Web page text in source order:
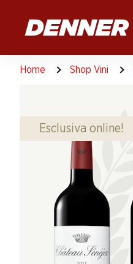
Home Shop Vini
Esclusiva online!